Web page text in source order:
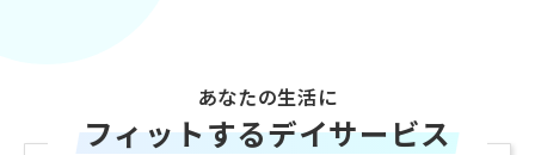
あなたの生活に
フィットするデイサービス